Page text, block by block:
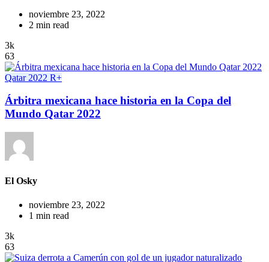
noviembre 23, 2022
2 min read
3k
63
Qatar 2022 R+
Árbitra mexicana hace historia en la Copa del
Mundo Qatar 2022
El Osky
noviembre 23, 2022
1 min read
3k
63